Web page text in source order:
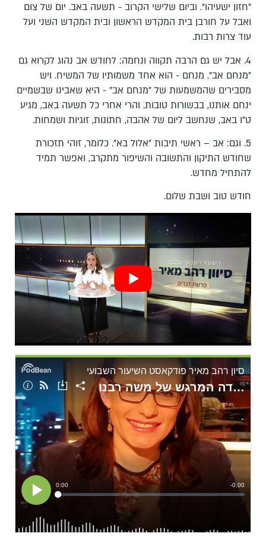
"חזון ישעיהו". וביום שלישי הקרוב - תשעה באב. יום של צום
ואבל על חורבן בית המקדש הראשון ובית המקדש השני ועל
עוד צרות רבות.
4.⁠ ⁠אבל יש גם הרבה תקווה ונחמה: לחודש אב נהוג לקרוא גם
"מנחם אב". מנחם - הוא אחד משמותיו של המשיח. ויש
מסבירים שהמשמעות של "מנחם אב" - היא שאבינו שבשמיים
ינחם אותנו, בבשורות טובות. והרי אחרי כל תשעה באב, מגיע
ט"ו באב, שנחשב ליום של אהבה, חתונות, זוגיות ושמחות.
5.⁠ ⁠וגם: אב – ראשי תיבות "אלול בא". כלומר, זוהי תזכורת
שחודש התיקון והתשובה והשיפור מתקרב, ואפשר תמיד
להתחיל מחדש.
חודש טוב ושבת שלום.